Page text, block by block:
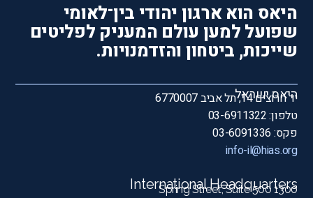
היאס הוא ארגון יהודי בין־לאומי
שפועל למען עולם המעניק לפליטים
שייכות, ביטחון והזדמנויות.
היאס ישראל
יד חרוצים 14, תל אביב 6770007
טלפון: 03-6911322
פקס: 03-6091336
info-il@hias.org
International Headquarters
1300 Spring Street, Suite 500